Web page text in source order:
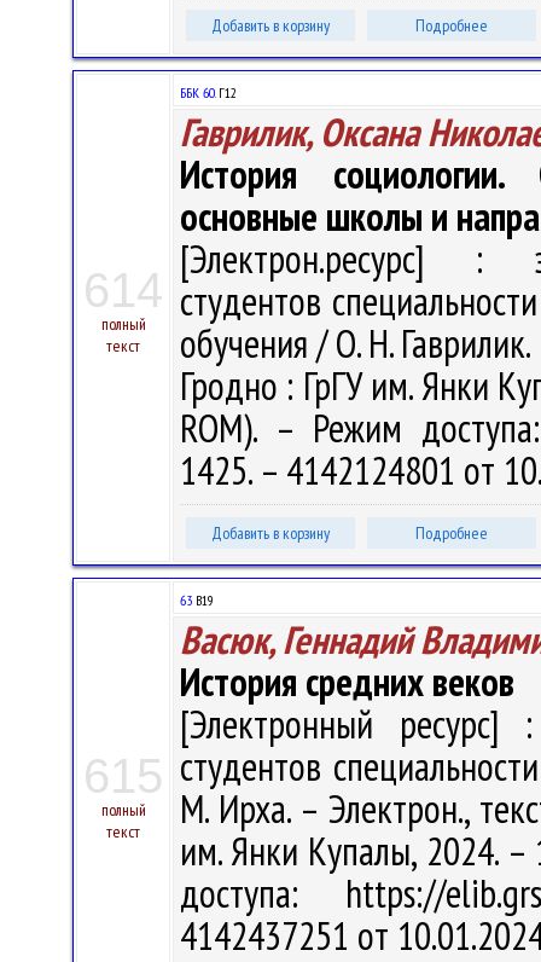
Добавить в корзину Подробнее
614
полный
текст
ББК 60.Г12
Гаврилик, Оксана
История социологии.
основные школы и
[Электрон.ресурс] :
студентов
обучения / О. Н.
Гродно : ГрГУ им. Янки
ROM). – Режим
1425. – 4142124801 от
Добавить в корзину Подробнее
615
полный
текст
63 В19
Васюк, Геннадий
История средних веков
[Электронный ресурс]
студентов
М. Ирха. – Электрон.,
им. Янки Купалы, 2024. –
доступа: https://
4142437251 от